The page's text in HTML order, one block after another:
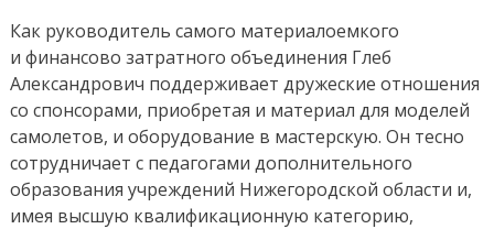
Как руководитель самого материалоемкого
и финансово затратного объединения Глеб
Александрович поддерживает дружеские отношения
со спонсорами, приобретая и материал для моделей
самолетов, и оборудование в мастерскую. Он тесно
сотрудничает с педагогами дополнительного
образования учреждений Нижегородской области и,
имея высшую квалификационную категорию,